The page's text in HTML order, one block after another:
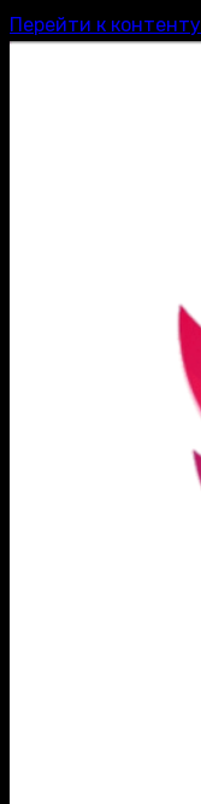
Перейти к контенту